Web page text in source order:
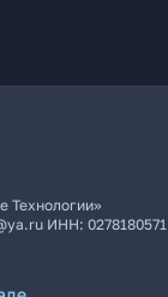
ИНН: 0278180571